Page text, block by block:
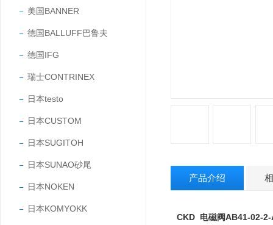
美国BANNER
德国BALLUFF巴鲁夫
德国IFG
瑞士CONTRINEX
日本testo
日本CUSTOM
日本SUGITOH
日本SUNAO砂尾
日本NOKEN
日本KOMYOKK
产品介绍
CKD 电磁阀AB41-02-2-